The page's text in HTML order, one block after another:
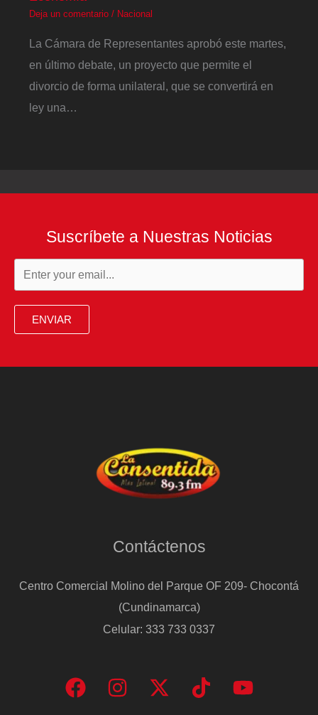
Deja un comentario / Nacional
La Cámara de Representantes aprobó este martes,
en último debate, un proyecto que permite el
divorcio de forma unilateral, que se convertirá en
ley una…
Suscríbete a Nuestras Noticias
ENVIAR
Contáctenos
Centro Comercial Molino del Parque OF 209- Chocontá
(Cundinamarca)
Celular: 333 733 0337